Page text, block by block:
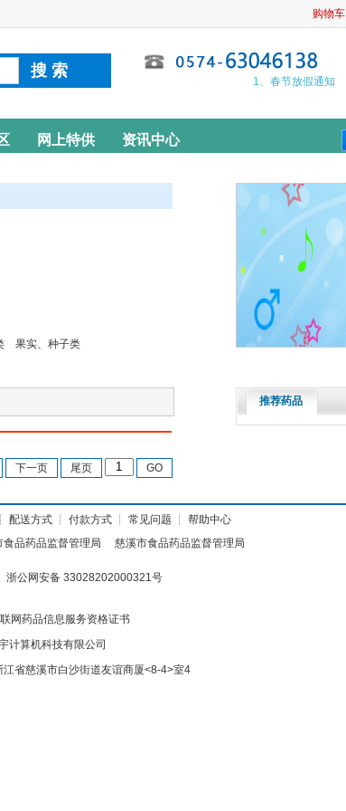
购物车
1、春节放假通知
网上特供 资讯中心
果实、种子类
下一页 尾页 GO
推荐药品
┊ 配送方式 ┊ 付款方式 ┊ 常见问题 ┊ 帮助中心
食品药品监督管理局 慈溪市食品药品监督管理局
浙公网安备 33028202000321号
网药品信息服务资格证书
计算机科技有限公司
省慈溪市白沙街道友谊商厦<8-4>室4